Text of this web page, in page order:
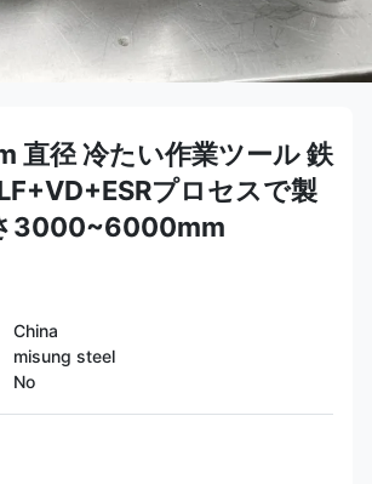
直径 冷たい作業ツール 鉄
プロセスで製
3000~6000mm
China
misung steel
No